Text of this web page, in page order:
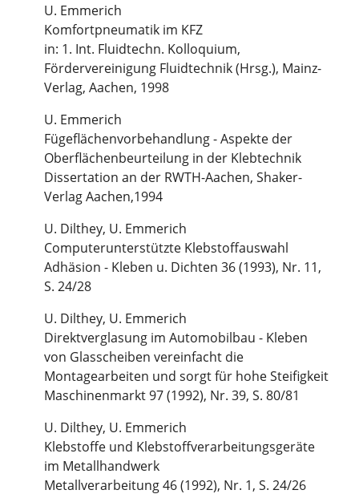
U. Emmerich
Komfortpneumatik im KFZ
in: 1. Int. Fluidtechn. Kolloquium,
Fördervereinigung Fluidtechnik (Hrsg.), Mainz-
Verlag, Aachen, 1998
U. Emmerich
Fügeflächenvorbehandlung - Aspekte der
Oberflächenbeurteilung in der Klebtechnik
Dissertation an der RWTH-Aachen, Shaker-
Verlag Aachen,1994
U. Dilthey, U. Emmerich
Computerunterstützte Klebstoffauswahl
Adhäsion - Kleben u. Dichten 36 (1993), Nr. 11,
S. 24/28
U. Dilthey, U. Emmerich
Direktverglasung im Automobilbau - Kleben
von Glasscheiben vereinfacht die
Montagearbeiten und sorgt für hohe Steifigkeit
Maschinenmarkt 97 (1992), Nr. 39, S. 80/81
U. Dilthey, U. Emmerich
Klebstoffe und Klebstoffverarbeitungsgeräte
im Metallhandwerk
Metallverarbeitung 46 (1992), Nr. 1, S. 24/26